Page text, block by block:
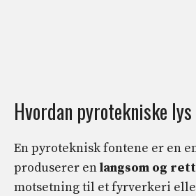
Hvordan pyrotekniske
En pyroteknisk fontene er en
produserer enlangsom og
motsetning til et fyrverkeri